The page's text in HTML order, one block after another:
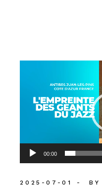
00:00
2025-07-01 BY